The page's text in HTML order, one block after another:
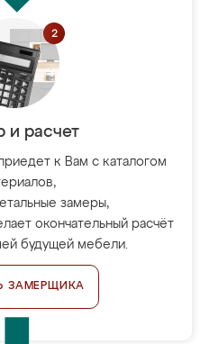
и расчет
к Вам с каталогом
замеры,
окончательный расчёт
будущей мебели.
ЗАМЕРЩИКА